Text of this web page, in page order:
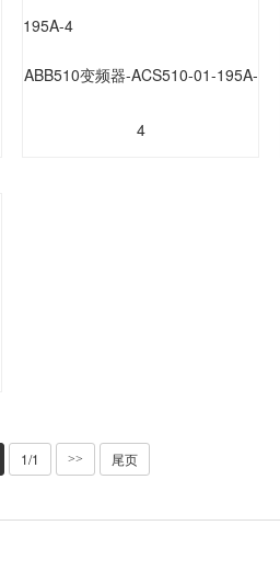
ABB510变频器-ACS510-01-195A-
4
1/1 >> 尾页